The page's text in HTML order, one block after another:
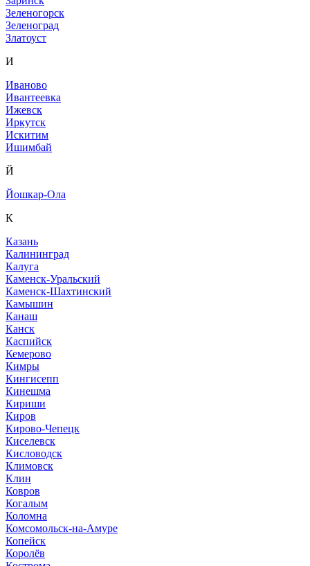
Зеленогорск
Зеленоград
Златоуст
И
Иваново
Ивантеевка
Ижевск
Иркутск
Искитим
Ишимбай
Й
Йошкар-Ола
К
Казань
Калининград
Калуга
Каменск-Уральский
Каменск-Шахтинский
Камышин
Канаш
Канск
Каспийск
Кемерово
Кимры
Кингисепп
Кинешма
Кириши
Киров
Кирово-Чепецк
Киселевск
Кисловодск
Климовск
Клин
Ковров
Когалым
Коломна
Комсомольск-на-Амуре
Копейск
Королёв